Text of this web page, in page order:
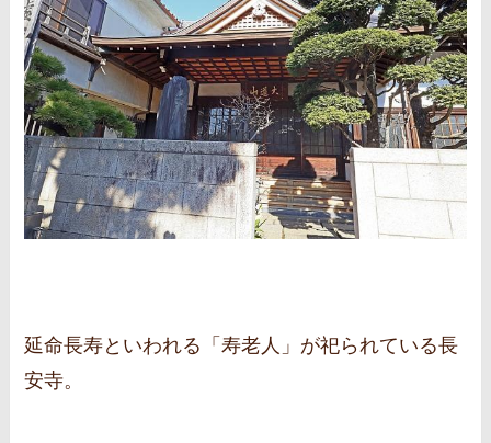
延命長寿といわれる「寿老人」が祀られている長
安寺。